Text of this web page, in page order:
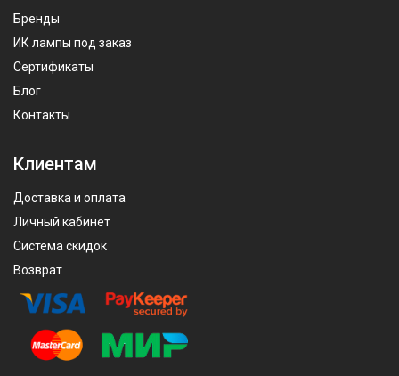
Бренды
ИК лампы под заказ
Сертификаты
Блог
Контакты
Клиентам
Доставка и оплата
Личный кабинет
Система скидок
Возврат